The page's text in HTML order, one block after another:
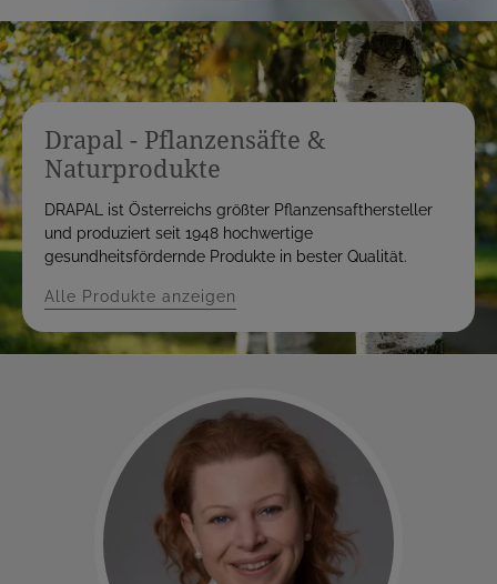
Drapal - Pflanzensäfte &
Naturprodukte
DRAPAL ist Österreichs größter Pflanzensafthersteller
und produziert seit 1948 hochwertige
gesundheitsfördernde Produkte in bester Qualität.
Alle Produkte anzeigen